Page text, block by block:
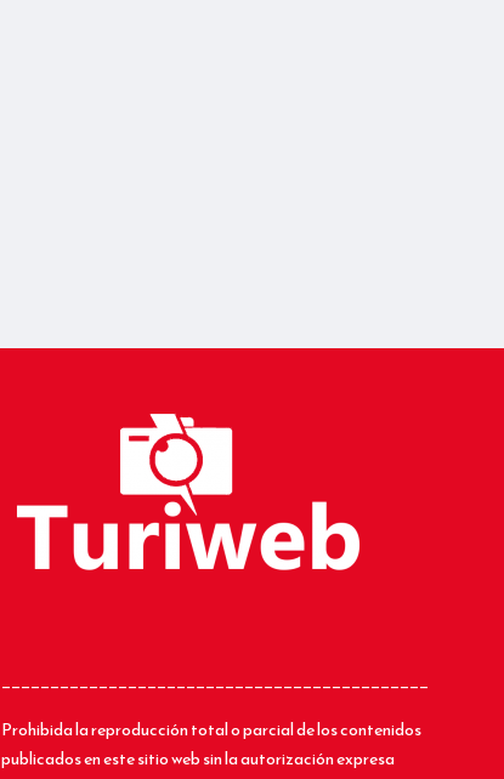
____________________________________________
Prohibida la reproducción total o parcial de los contenidos
publicados en este sitio web sin la autorización expresa